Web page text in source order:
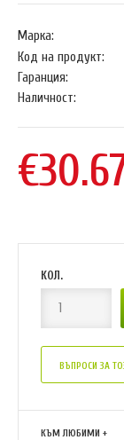
Марка:
Код на продукт:
Гаранция:
Наличност:
КОЛ.
ВЪПРОСИ ЗА
КЪМ ЛЮБИМИ +